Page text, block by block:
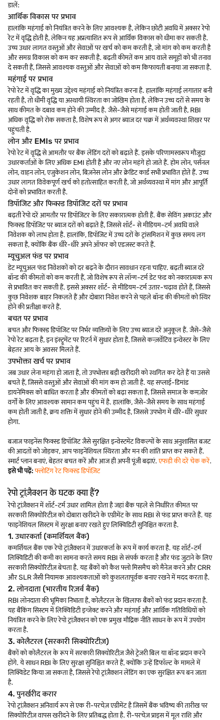
डालें:
आर्थिक विकास पर प्रभाव
हालांकि महंगाई को नियंत्रित करने के लिए आवश्यक है, लेकिन छोटी अवधि में अक्सर रेपो
रेट में वृद्धि होती है, लेकिन यह अप्रत्याशित रूप से आर्थिक विकास को धीमा कर सकती है.
उच्च उधार लागत वस्तुओं और सेवाओं पर खर्च को कम करती है, जो मांग को कम करती है
और समग्र विकास को कम कर सकती है. बढ़ती कीमतें कम आय वाले समूहों को भी तनाव
दे सकती हैं, जिससे आवश्यक वस्तुओं और सेवाओं को कम किफायती बनाया जा सकता है.
महंगाई पर प्रभाव
रेपो रेट में वृद्धि का मुख्य उद्देश्य महंगाई को नियंत्रित करना है. हालांकि महंगाई लगातार बनी
रहती है, तो धीमी वृद्धि या अस्थायी स्थिरता का जोखिम होता है, लेकिन उच्च दरों से समय के
साथ कीमत के दबाव कम होने की उम्मीद है. जैसे-जैसे महंगाई कम होती जाती है, RBI
अधिक वृद्धि को रोक सकता है, विशेष रूप से अगर ब्याज दर चक्र में अर्थव्यवस्था शिखर पर
पहुंचती है.
लोन और EMIs पर प्रभाव
रेपो रेट में वृद्धि से आमतौर पर बैंक लेंडिंग दरों को बढ़ाते हैं. इसके परिणामस्वरूप मौजूदा
उधारकर्ताओं के लिए अधिक EMI होती है और नए लोन महंगे हो जाते हैं. होम लोन, पर्सनल
लोन, वाहन लोन, एजुकेशन लोन, बिज़नेस लोन और क्रेडिट कार्ड सभी प्रभावित होते हैं. उच्च
उधार लागत विवेकपूर्ण खर्च को हतोत्साहित करती है, जो अर्थव्यवस्था में मांग और आपूर्ति
दोनों को प्रभावित करती है.
डिपॉजिट और फिक्स्ड डिपॉजिट दरों पर प्रभाव
बढ़ती रेपो दरें आमतौर पर डिपॉजिटर के लिए सकारात्मक होती हैं. बैंक सेविंग अकाउंट और
फिक्स्ड डिपॉजिट पर ब्याज दरों को बढ़ाते हैं, जिससे शॉर्ट- से मीडियम-टर्म अवधि वाले
निवेशक को लाभ होता है. हालांकि, डिपॉजिट में उच्च दरों के ट्रांसमिशन में कुछ समय लग
सकता है, क्योंकि बैंक धीरे-धीरे अपने ऑफर को एडजस्ट करते हैं.
म्यूचुअल फंड पर प्रभाव
डेट म्यूचुअल फंड निवेशकों को दर बढ़ने के दौरान सावधान रहना चाहिए. बढ़ती ब्याज दरें
बॉन्ड की कीमतों को कम करती हैं, जो विशेष रूप से लॉन्ग-टर्म डेट फंड को नकारात्मक रूप
से प्रभावित कर सकती हैं. इससे अक्सर शॉर्ट- से मीडियम-टर्म उतार-चढ़ाव होते हैं, जिससे
कुछ निवेशक बाहर निकलते हैं और दोबारा निवेश करने से पहले बॉन्ड की कीमतों को स्थिर
होने की प्रतीक्षा करते हैं.
बचत पर प्रभाव
बचत और फिक्स्ड डिपॉजिट पर निर्भर व्यक्तियों के लिए उच्च ब्याज दरें अनुकूल हैं. जैसे-जैसे
रेपो रेट बढ़ता है, इन इंस्ट्रूमेंट पर रिटर्न में सुधार होता है, जिससे कन्ज़र्वेटिव इन्वेस्टर के लिए
बेहतर आय के अवसर मिलते हैं.
उपभोक्ता खर्च पर प्रभाव
जब उधार लेना महंगा हो जाता है, तो उपभोक्ता बड़ी खरीदारी को स्थगित कर देते हैं या उससे
बचते हैं, जिससे वस्तुओं और सेवाओं की मांग कम हो जाती है. यह सप्लाई-डिमांड
डायनेमिक्स को बाधित करता है और कीमतों को बढ़ा सकता है, जिससे समाज के कमज़ोर
वर्गों के लिए आवश्यक सामान कम पहुंच में है. हालांकि, जैसे-जैसे समय के साथ महंगाई
कम होती जाती है, क्रय शक्ति में सुधार होने की उम्मीद है, जिससे उपभोग में धीरे-धीरे सुधार
होगा.
बजाज फाइनेंस फिक्स्ड डिपॉजिट जैसे सुरक्षित इन्वेस्टमेंट विकल्पों के साथ अनुशासित बजट
की आदतों को जोड़कर, आप फाइनेंशियल स्थिरता और मन की शांति प्राप्त कर सकते हैं.
स्मार्ट प्लान बनाएं, बेहतर बचत करें और आज ही अपनी पूंजी बढ़ाएं.एफडी की दरें चेक करें.
इसे भी पढ़ें:फ्लोटिंग रेट फिक्स्ड डिपॉज़िट
रेपो ट्रांज़ैक्शन के घटक क्या हैं?
रेपो ट्रांज़ैक्शन में शॉर्ट-टर्म उधार शामिल होता है जहां बैंक पहले से निर्धारित कीमत पर
सरकारी सिक्योरिटीज़ को दोबारा खरीदने के एग्रीमेंट के साथ RBI से फंड प्राप्त करते हैं. यह
फाइनेंशियल सिस्टम में सुरक्षा बनाए रखते हुए लिक्विडिटी सुनिश्चित करता है.
1. उधारकर्ता (कमर्शियल बैंक)
कमर्शियल बैंक एक रेपो ट्रांज़ैक्शन में उधारकर्ता के रूप में कार्य करता है. यह शॉर्ट-टर्म
लिक्विडिटी की कमी का सामना करते समय RBI से संपर्क करता है और फंड जुटाने के लिए
सरकारी सिक्योरिटीज़ बेचता है. यह बैंकों को कैश फ्लो मिसमैच को मैनेज करने और CRR
और SLR जैसी नियामक आवश्यकताओं को कुशलतापूर्वक बनाए रखने में मदद करता है.
2. लोनदाता (भारतीय रिज़र्व बैंक)
RBI लोनदाता की भूमिका निभाता है, कोलैटरल के खिलाफ बैंकों को फंड प्रदान करता है.
यह बैंकिंग सिस्टम में लिक्विडिटी इन्जेक्ट करने और महंगाई और आर्थिक गतिविधियों को
नियंत्रित करने के लिए रेपो ट्रांज़ैक्शन को एक प्रमुख मौद्रिक नीति साधन के रूप में उपयोग
करता है.
3. कोलैटरल (सरकारी सिक्योरिटीज़)
बैंकों को कोलैटरल के रूप में सरकारी सिक्योरिटीज़ जैसे ट्रेजरी बिल या बॉन्ड प्रदान करने
होंगे. ये साधन RBI के लिए सुरक्षा सुनिश्चित करते हैं, क्योंकि उन्हें डिफॉल्ट के मामले में
लिक्विडेट किया जा सकता है, जिससे रेपो ट्रांज़ैक्शन लेंडिंग का एक सुरक्षित रूप बन जाता
है.
4. पुनर्खरीद करार
रेपो ट्रांज़ैक्शन अनिवार्य रूप से एक री-परचेज़ एग्रीमेंट है जिसमें बैंक भविष्य की तारीख पर
सिक्योरिटीज़ वापस खरीदने के लिए प्रतिबद्ध होता है. री-परचेज़ प्राइस में मूल राशि और